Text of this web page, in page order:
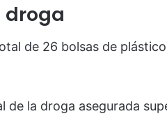
droga
de 26 bolsas de
la droga asegurada